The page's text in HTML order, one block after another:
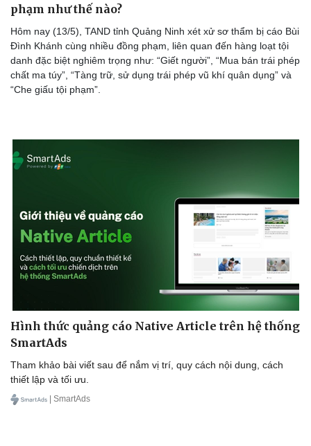
Doanh nghiệp
Thông tin doanh nghiệp
Doanh nghiệp 24h
Công nghệ
Sành điệu
phạm như thế nào?
Hôm nay (13/5), TAND tỉnh Quảng Ninh xét xử sơ thẩm bị cáo Bùi
Đình Khánh cùng nhiều đồng phạm, liên quan đến hàng loạt tội
danh đặc biệt nghiêm trọng như: “Giết người”, “Mua bán trái phép
chất ma túy”, “Tàng trữ, sử dụng trái phép vũ khí quân dụng” và
“Che giấu tội phạm”.
Hình thức quảng cáo Native Article trên hệ thống
SmartAds
Tham khảo bài viết sau để nắm vị trí, quy cách nội dung, cách
thiết lập và tối ưu.
| SmartAds